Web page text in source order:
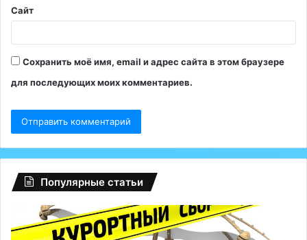
Сайт
Сохранить моё имя, email и адрес сайта в этом браузере
для последующих моих комментариев.
Популярные статьи
Регионам
разрешили